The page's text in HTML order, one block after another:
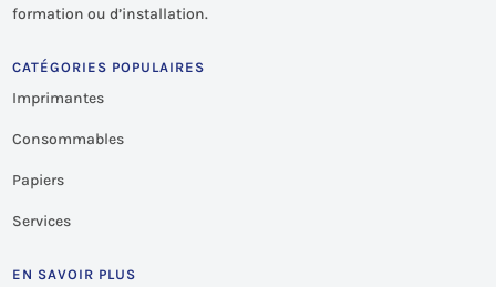
formation ou d’installation.
CATÉGORIES POPULAIRES
Imprimantes
Consommables
Papiers
Services
EN SAVOIR PLUS